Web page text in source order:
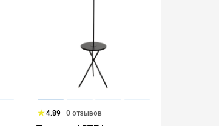
4.89 0 отзывов